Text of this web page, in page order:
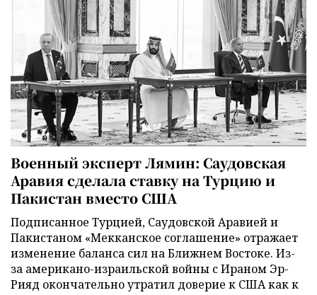
Военный эксперт Лямин: Саудовская
Аравия сделала ставку на Турцию и
Пакистан вместо США
Подписанное Турцией, Саудовской Аравией и
Пакистаном «Мекканское соглашение» отражает
изменение баланса сил на Ближнем Востоке. Из-
за американо-израильской войны с Ираном Эр-
Рияд окончательно утратил доверие к США как к